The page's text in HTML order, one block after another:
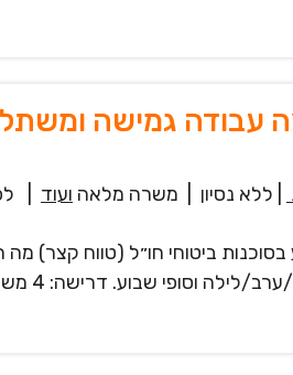
עבודה גמישה
ללא נסיון משרה מלאה ועוד
ביטוחי חו״ל (טווח קצר)
וסופי שבוע. דרישה: 4 משמרות בש...